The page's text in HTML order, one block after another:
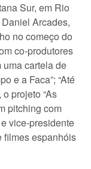
Sur, em Rio
Arcades,
no começo do
co-produtores
cartela de
e a Faca”; “Até
projeto “As
pitching com
vice-presidente
filmes espanhóis